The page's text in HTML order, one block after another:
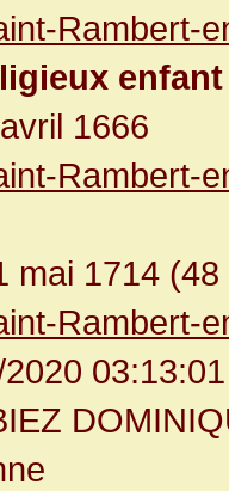
Rambert-
enfant
1666
Rambert-
mai 1714
Rambert-
03:13:01